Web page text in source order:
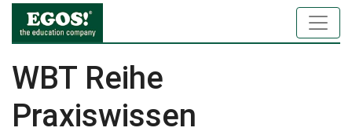
WBT Reihe
Praxiswissen